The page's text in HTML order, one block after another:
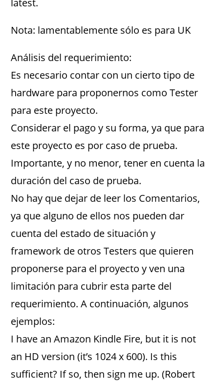
Nota: lamentablemente sólo es para UK
Análisis del requerimiento:
Es necesario contar con un cierto tipo de
hardware para proponernos como Tester
para este proyecto.
Considerar el pago y su forma, ya que para
este proyecto es por caso de prueba.
Importante, y no menor, tener en cuenta la
duración del caso de prueba.
No hay que dejar de leer los Comentarios,
ya que alguno de ellos nos pueden dar
cuenta del estado de situación y
framework de otros Testers que quieren
proponerse para el proyecto y ven una
limitación para cubrir esta parte del
requerimiento. A continuación, algunos
ejemplos:
I have an Amazon Kindle Fire, but it is not
an HD version (it’s 1024 x 600). Is this
sufficient? If so, then sign me up. (Robert